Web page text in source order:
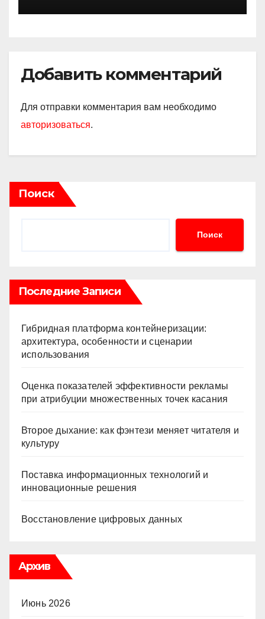
Добавить комментарий
Для отправки комментария вам необходимо
авторизоваться.
Поиск
Поиск
Последние Записи
Гибридная платформа контейнеризации:
архитектура, особенности и сценарии
использования
Оценка показателей эффективности рекламы
при атрибуции множественных точек касания
Второе дыхание: как фэнтези меняет читателя и
культуру
Поставка информационных технологий и
инновационные решения
Восстановление цифровых данных
Архив
Июнь 2026